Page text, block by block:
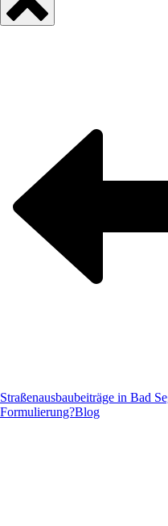
Straßenausbaubeiträge in Bad
Formulierung?Blog